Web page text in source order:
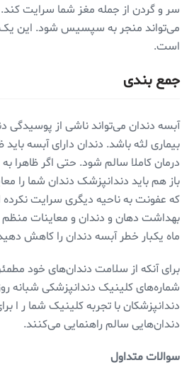
سر و گردن از جمله مغز شما سرایت کند.
می‌تواند منجر به سپسیس شود. این
است.
جمع بندی
آبسه دندان می‌تواند ناشی از پوسیدگی
بیماری لثه باشد. دندان دارای آبسه
درمان کاملا سالم شود. حتی اگر ظاهرا
باز هم باید دندانپزشک دندان شما را
که عفونت به ناحیه دیگری سرایت
بهداشت دهان و دندان و معاینات
ماه یکبار خطر آبسه دندان را کاهش
برای آنکه از سلامت دندان‌های خود
شماره‌های کلینیک دندانپزشکی شبانه
دندانپزشکان با تجربه کلینیک شما ر ا
دندان‌هایی سالم راهنمایی می‌کنند.
سوالات متداول